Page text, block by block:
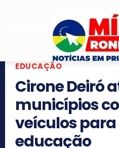
EDUCAÇÃO
Cirone Deiró
municípios
veículos para
educação